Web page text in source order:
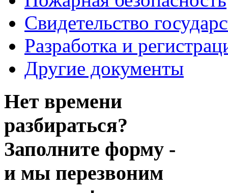
Свидетельство
Разработка и
Другие документы
Нет времени
разбираться?
Заполните форму -
и мы перезвоним